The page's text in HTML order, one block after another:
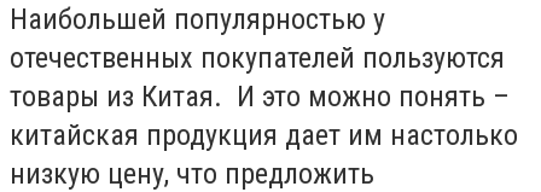
Наибольшей популярностью у
отечественных покупателей пользуются
товары из Китая. И это можно понять –
китайская продукция дает им настолько
низкую цену, что предложить